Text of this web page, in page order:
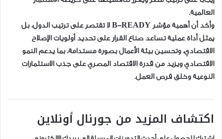
العالمية.
وأكد أن أهمية مؤشر B-READY لا تقتصر على ترتيب الدول، بل
يمثل أداة عملية تساعد صناع القرار على تحديد أولويات الإصلاح
الاقتصادي، وتحسين بيئة الأعمال بصورة مستدامة، بما يدعم النمو
الاقتصادي ويزيد من قدرة الاقتصاد المصري على جذب الاستثمارات
النوعية وخلق فرص العمل.
اكتشاف المزيد من جورنال أونلاين